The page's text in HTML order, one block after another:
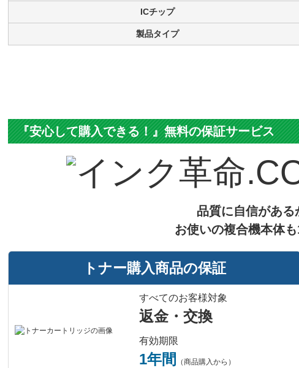
ICチップ
製品タイプ
『安心して購入できる！』無料の保証サービス
品質に自信がある
お使いの複合機本体
トナー購入商品の保証
すべてのお客様対象
返金・交換
有効期限
1年間 （商品購入から）